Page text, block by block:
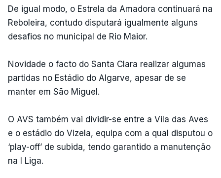
De igual modo, o Estrela da Amadora continuará na
Reboleira, contudo disputará igualmente alguns
desafios no municipal de Rio Maior.
Novidade o facto do Santa Clara realizar algumas
partidas no Estádio do Algarve, apesar de se
manter em São Miguel.
O AVS também vai dividir-se entre a Vila das Aves
e o estádio do Vizela, equipa com a qual disputou o
‘play-off’ de subida, tendo garantido a manutenção
na I Liga.